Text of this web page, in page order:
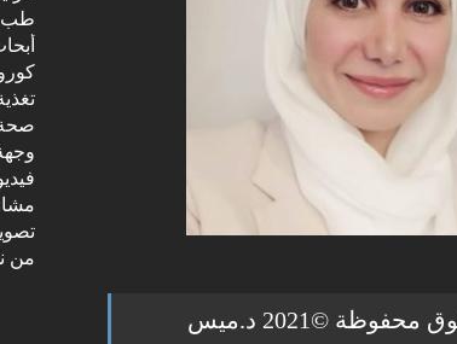
طب
من
كل الحقوق محفوظة ©2021 د.ميس